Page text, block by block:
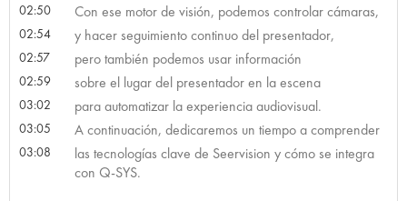
02:50 Con ese motor de visión, podemos controlar cámaras,
02:54 y hacer seguimiento continuo del presentador,
02:57 pero también podemos usar información
02:59 sobre el lugar del presentador en la escena
03:02 para automatizar la experiencia audiovisual.
03:05 A continuación, dedicaremos un tiempo a comprender
03:08
las tecnologías clave de Seervision y cómo se integra
con Q-SYS.